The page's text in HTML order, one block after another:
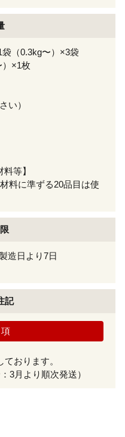
（0.3kg〜）×3袋
）×1枚
い）
等】
料に準ずる20品目は使
造日より7日
記
おります。
3月より順次発送）